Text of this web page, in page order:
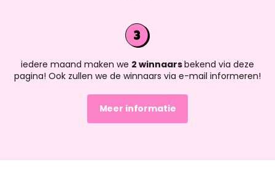
iedere maand maken we 2 winnaarsbekend via deze
pagina! Ook zullen we de winnaars via e-mail informeren!
Meer informatie